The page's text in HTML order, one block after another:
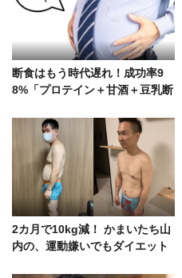
断食はもう時代遅れ！成功率9
8%「プロテイン＋甘酒＋豆乳断
2カ月で10kg減！ かまいたち山
内の、運動嫌いでもダイエット